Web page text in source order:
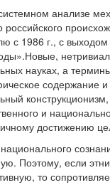
анализе
российского
с 1986 г., с
науках, а
содержание
и
достижению
Поэтому, если
то